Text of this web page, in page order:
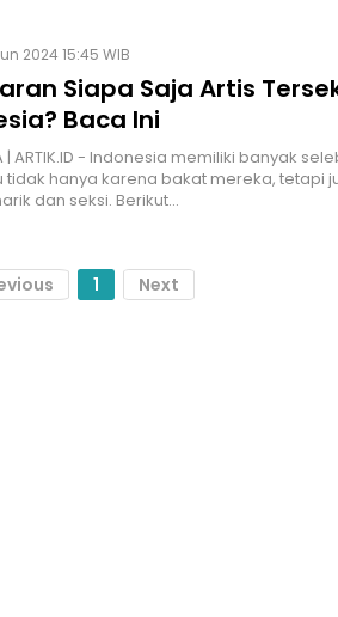
2024 15:45 WIB
Siapa Saja Artis
Baca Ini
| ARTIK.ID - Indonesia memiliki banyak
tidak hanya karena bakat mereka, tetapi
dan seksi. Berikut…
1 Next